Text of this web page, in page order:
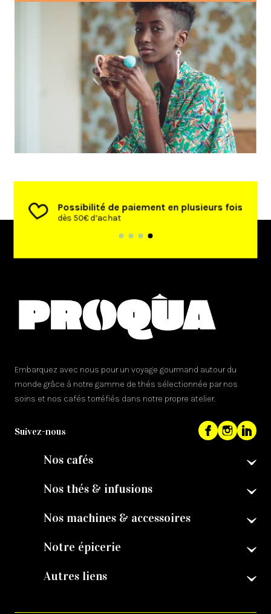
Possibilité de paiement en plusieurs fois
dès 50€ d’achat
Embarquez avec nous pour un voyage gourmand autour du
monde grâce à notre gamme de thés sélectionnée par nos
soins et nos cafés torréfiés dans notre propre atelier.
Suivez-nous
Nos cafés
Nos thés & infusions
Nos machines & accessoires
Notre épicerie
Autres liens